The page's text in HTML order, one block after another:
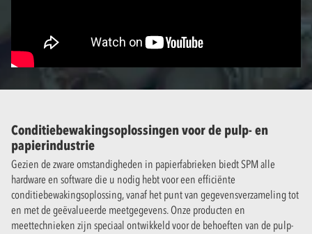
Conditiebewakingsoplossingen voor de pulp- en
papierindustrie
Gezien de zware omstandigheden in papierfabrieken biedt SPM alle
hardware en software die u nodig hebt voor een efficiënte
conditiebewakingsoplossing, vanaf het punt van gegevensverzameling tot
en met de geëvalueerde meetgegevens. Onze producten en
meettechnieken zijn speciaal ontwikkeld voor de behoeften van de pulp-